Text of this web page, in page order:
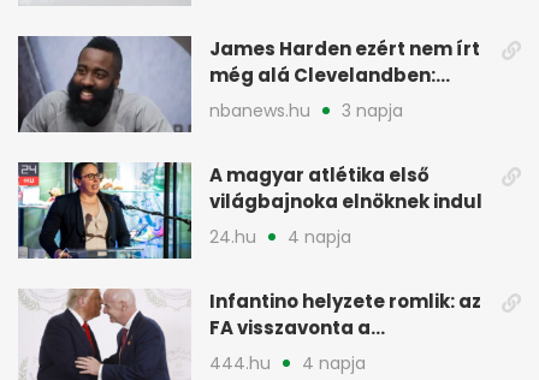
James Harden ezért nem írt
még alá Clevelandben:
pénzügyi okok
nbanews.hu 3 napja
A magyar atlétika első
világbajnoka elnöknek indul
24.hu 4 napja
Infantino helyzete romlik: az
FA visszavonta a
támogatását, jöhet a
444.hu 4 napja